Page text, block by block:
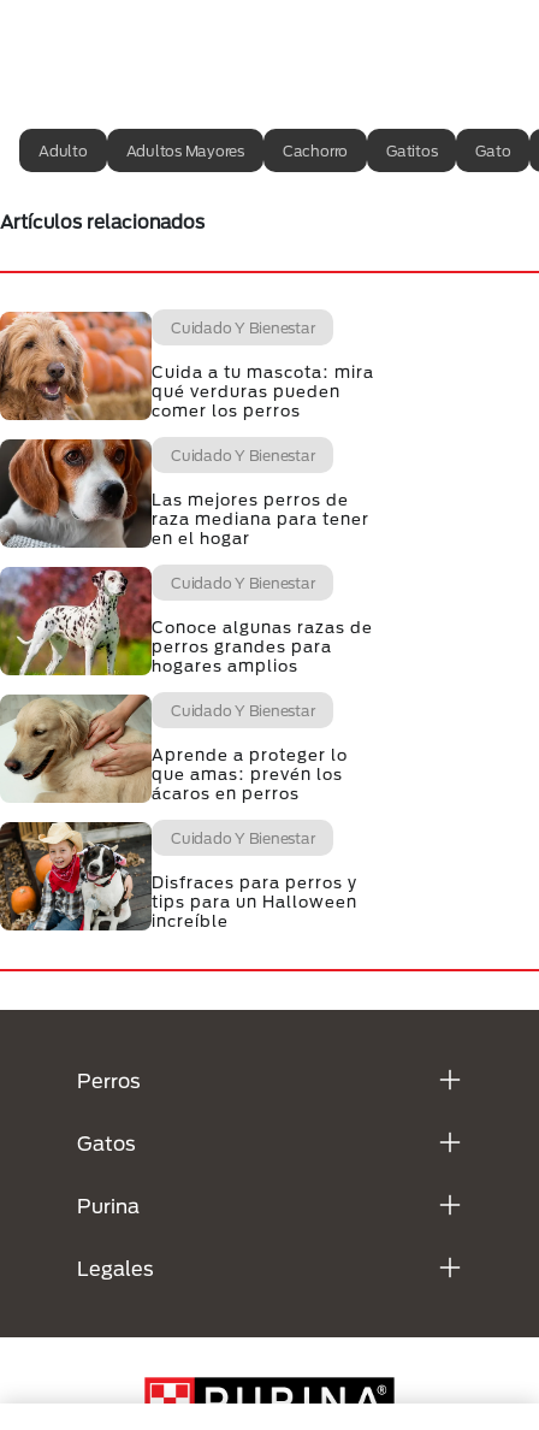
Adulto Adultos Mayores Cachorro Gatitos Gato
Artículos relacionados
Cuidado Y Bienestar
Cuida a tu mascota: mira
qué verduras pueden
comer los perros
Cuidado Y Bienestar
Las mejores perros de
raza mediana para tener
en el hogar
Cuidado Y Bienestar
Conoce algunas razas de
perros grandes para
hogares amplios
Cuidado Y Bienestar
Aprende a proteger lo
que amas: prevén los
ácaros en perros
Cuidado Y Bienestar
Disfraces para perros y
tips para un Halloween
increíble
Perros
Gatos
Purina
Legales